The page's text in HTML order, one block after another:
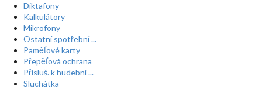
Diktafony
Kalkulátory
Mikrofony
Ostatní spotřební ...
Paměťové karty
Přepěťová ochrana
Přísluš. k hudební ...
Sluchátka